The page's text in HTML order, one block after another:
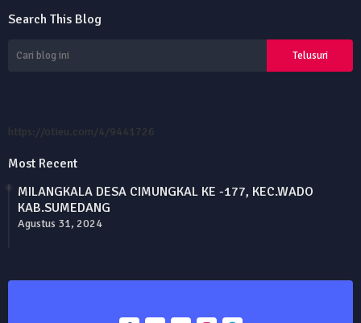
Search This Blog
https://otieu.com/4/9441726
Most Recent
MILANGKALA DESA CIMUNGKAL KE -177, KEC.WADO
KAB.SUMEDANG
Agustus 31, 2024